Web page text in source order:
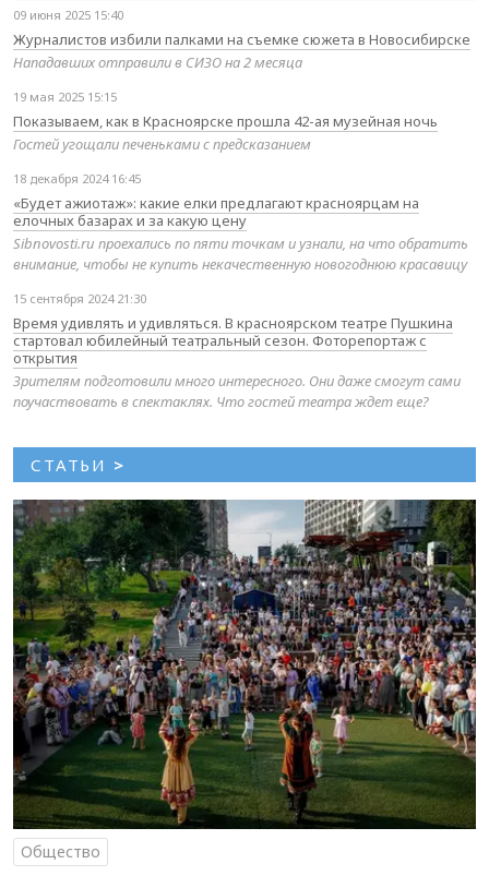
09 июня 2025 15:40
Журналистов избили палками на съемке сюжета в Новосибирске
Нападавших отправили в СИЗО на 2 месяца
19 мая 2025 15:15
Показываем, как в Красноярске прошла 42-ая музейная ночь
Гостей угощали печеньками с предсказанием
18 декабря 2024 16:45
«Будет ажиотаж»: какие елки предлагают красноярцам на
елочных базарах и за какую цену
Sibnovosti.ru проехались по пяти точкам и узнали, на что обратить
внимание, чтобы не купить некачественную новогоднюю красавицу
15 сентября 2024 21:30
Время удивлять и удивляться. В красноярском театре Пушкина
стартовал юбилейный театральный сезон. Фоторепортаж с
открытия
Зрителям подготовили много интересного. Они даже смогут сами
поучаствовать в спектаклях. Что гостей театра ждет еще?
СТАТЬИ >
Общество